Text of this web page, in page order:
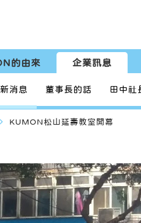
的由來 企業訊息
消息 董事長的話 田中社
navigate_next KUMON松山延壽教室開幕